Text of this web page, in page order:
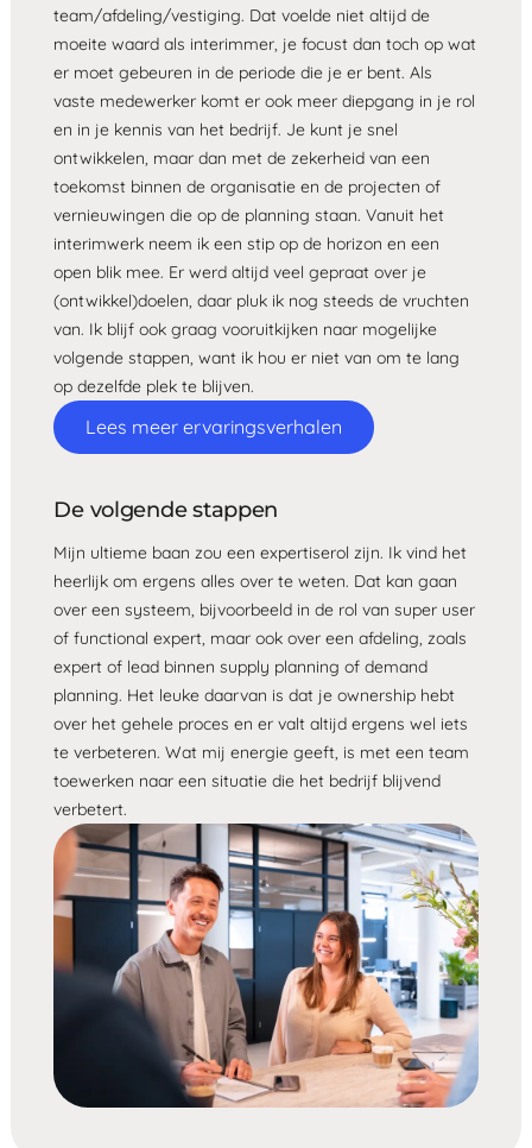
team/afdeling/vestiging. Dat voelde niet altijd de
moeite waard als interimmer, je focust dan toch op wat
er moet gebeuren in de periode die je er bent. Als
vaste medewerker komt er ook meer diepgang in je rol
en in je kennis van het bedrijf. Je kunt je snel
ontwikkelen, maar dan met de zekerheid van een
toekomst binnen de organisatie en de projecten of
vernieuwingen die op de planning staan. Vanuit het
interimwerk neem ik een stip op de horizon en een
open blik mee. Er werd altijd veel gepraat over je
(ontwikkel)doelen, daar pluk ik nog steeds de vruchten
van. Ik blijf ook graag vooruitkijken naar mogelijke
volgende stappen, want ik hou er niet van om te lang
op dezelfde plek te blijven.
Lees meer ervaringsverhalen
De volgende stappen
Mijn ultieme baan zou een expertiserol zijn. Ik vind het
heerlijk om ergens alles over te weten. Dat kan gaan
over een systeem, bijvoorbeeld in de rol van super user
of functional expert, maar ook over een afdeling, zoals
expert of lead binnen supply planning of demand
planning. Het leuke daarvan is dat je ownership hebt
over het gehele proces en er valt altijd ergens wel iets
te verbeteren. Wat mij energie geeft, is met een team
toewerken naar een situatie die het bedrijf blijvend
verbetert.